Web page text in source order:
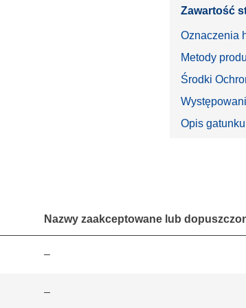
Zawartość
Oznaczenia
Metody
Środki
Opis gatunku
Nazwy zaakceptowane lub
–
–